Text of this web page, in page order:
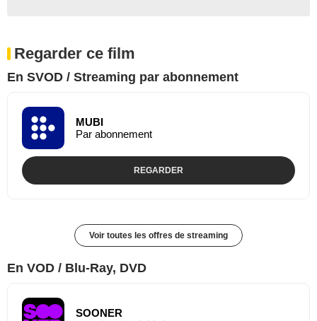
Regarder ce film
En SVOD / Streaming par abonnement
MUBI
Par abonnement
REGARDER
Voir toutes les offres de streaming
En VOD / Blu-Ray, DVD
SOONER